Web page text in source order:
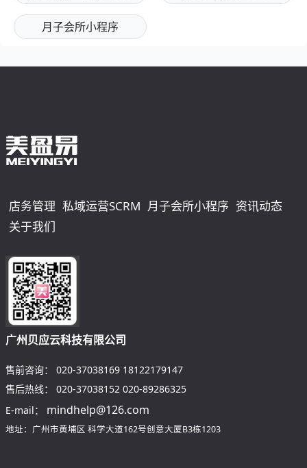
月子会所小程序
店务管理 私域运营SCRM 月子会所小程序 资讯动态
关于我们
广州贝应云科技有限公司
售前咨询： 020-37038169 18122179147
售后热线：
020-37038152 020-89286325
E-mail：
mindhelp@126.com
地址：广州市黄埔区 科学大道162号创意大厦B3栋1203